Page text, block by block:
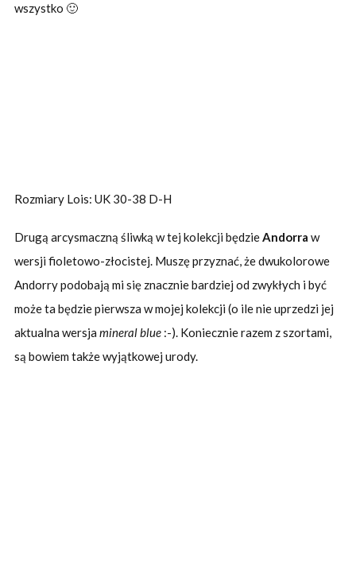
wszystko 🙂
Rozmiary Lois: UK 30-38 D-H
Drugą arcysmaczną śliwką w tej kolekcji będzieAndorra w
wersji fioletowo-złocistej. Muszę przyznać, że dwukolorowe
Andorry podobają mi się znacznie bardziej od zwykłych i być
może ta będzie pierwsza w mojej kolekcji (o ile nie uprzedzi jej
aktualna wersja mineral blue:-). Koniecznie razem z szortami,
są bowiem także wyjątkowej urody.